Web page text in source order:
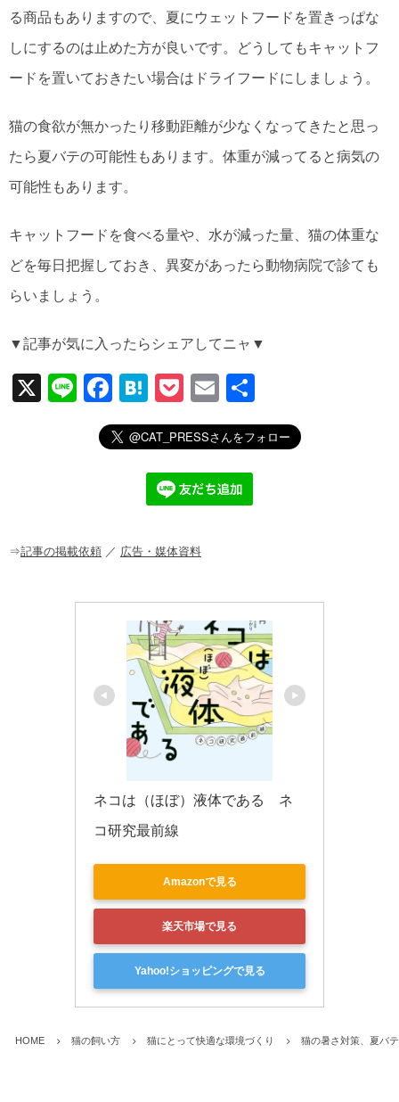
る商品もありますので、夏にウェットフードを置きっぱな
しにするのは止めた方が良いです。どうしてもキャットフ
ードを置いておきたい場合はドライフードにしましょう。
猫の食欲が無かったり移動距離が少なくなってきたと思っ
たら夏バテの可能性もあります。体重が減ってると病気の
可能性もあります。
キャットフードを食べる量や、水が減った量、猫の体重な
どを毎日把握しておき、異変があったら動物病院で診ても
らいましょう。
▼記事が気に入ったらシェアしてニャ▼
X
Li
F
a
c
o
H
at
e
n
a
P
o
ck
et
E
m
ail
有
⇒記事の掲載依頼 ／ 広告・媒体資料
ネコは（ほぼ）液体である　ネ
コ研究最前線
Amazonで見る
楽天市場で見る
Yahoo!ショッピングで見る
HOME 猫の飼い方 猫にとって快適な環境づくり 猫の暑さ対策、夏バ